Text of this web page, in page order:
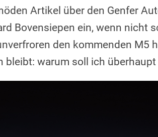
Artikel über den Genfer
Bovensiepen ein, wenn nicht
den kommenden M5
bleibt: warum soll ich